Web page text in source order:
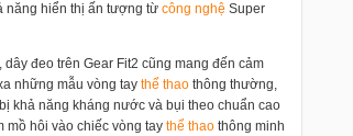
năng hiển thị ấn tượng từ công nghệ Super
đeo trên Gear Fit2 cũng mang đến cảm
những mẫu vòng tay thể thao thông thường,
khả năng kháng nước và bụi theo chuẩn cao
mồ hôi vào chiếc vòng tay thể thao thông minh